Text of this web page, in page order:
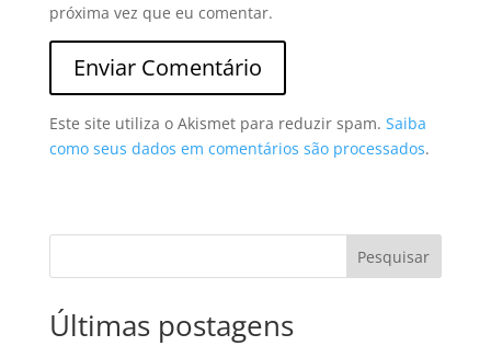
próxima vez que eu comentar.
Este site utiliza o Akismet para reduzir spam. Saiba
como seus dados em comentários são processados.
Pesquisar
Últimas postagens